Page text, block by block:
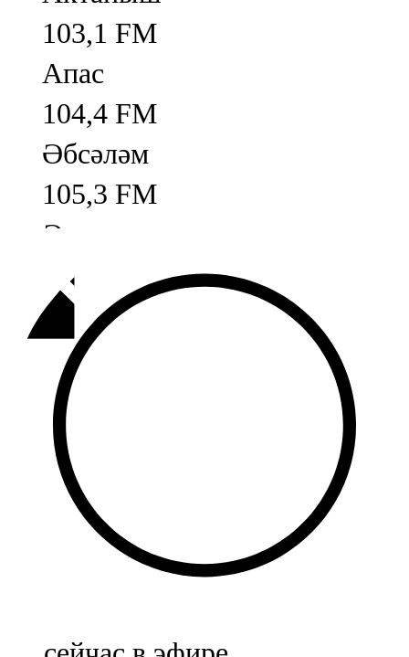
103,1 FM
Апас
104,4 FM
Әбсәләм
105,3 FM
Әлмәт
92,9 FM
Базарлы матак
107,1 FM
Балык бистәсе
104,9 FM
Баулы
107,5 FM
Биләр
Болгар